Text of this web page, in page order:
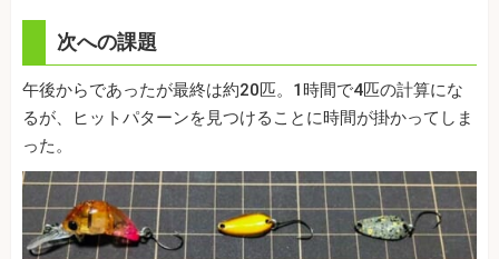
次への課題
午後からであったが最終は約20匹。1時間で4匹の計算にな
るが、ヒットパターンを見つけることに時間が掛かってしま
った。